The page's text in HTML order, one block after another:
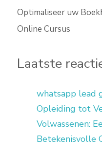
Optimaliseer uw
Online Cursus
Laatste
whatsapp lead
Opleiding tot
Volwassenen:
Betekenisvolle